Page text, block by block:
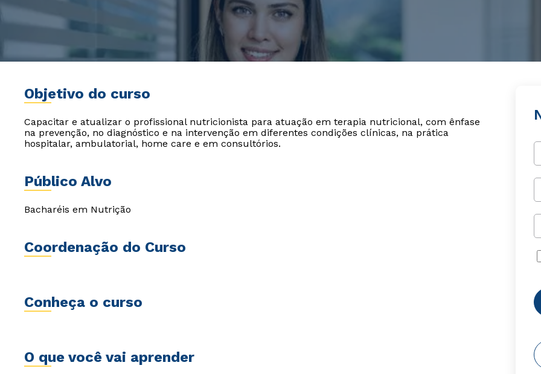
Objetivo do curso
Capacitar e atualizar o profissional nutricionista para atuação em terapia nutricional, com ênfase
na prevenção, no diagnóstico e na intervenção em diferentes condições clínicas, na prática
hospitalar, ambulatorial, home care e em consultórios.
Público Alvo
Bacharéis em Nutrição
Coordenação do Curso
Conheça o curso
O que você vai aprender